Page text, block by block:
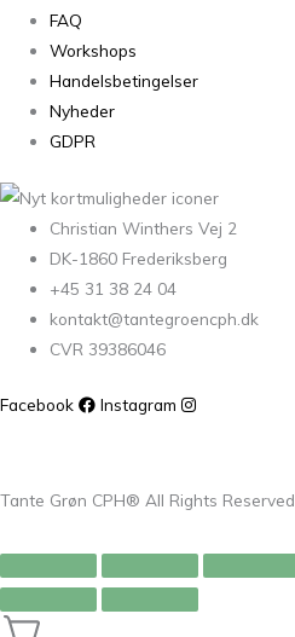
FAQ
Workshops
Handelsbetingelser
Nyheder
GDPR
Christian Winthers Vej 2
DK-1860 Frederiksberg
+45 31 38 24 04
kontakt@tantegroencph.dk
CVR 39386046
Facebook Instagram
Tante Grøn CPH® All Rights Reserved